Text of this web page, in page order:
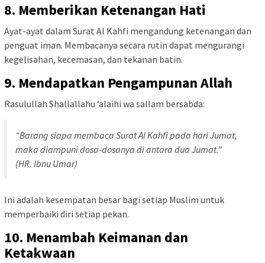
8. Memberikan Ketenangan Hati
Ayat-ayat dalam Surat Al Kahfi mengandung ketenangan dan
penguat iman. Membacanya secara rutin dapat mengurangi
kegelisahan, kecemasan, dan tekanan batin.
9. Mendapatkan Pengampunan Allah
Rasulullah Shallallahu ‘alaihi wa sallam bersabda:
“Barang siapa membaca Surat Al Kahfi pada hari Jumat,
maka diampuni dosa-dosanya di antara dua Jumat.”
(HR. Ibnu Umar)
Ini adalah kesempatan besar bagi setiap Muslim untuk
memperbaiki diri setiap pekan.
10. Menambah Keimanan dan
Ketakwaan